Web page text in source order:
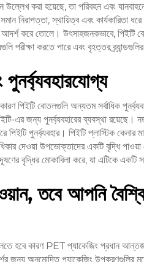
করা হয়েছে, তা পরিবহন এবং
নিরাপত্তা, স্থায়িত্ব এবং কার্যকারিতা ধরে
আদর্শ করে তোলে। উৎসাহজনকভাবে, পিইটি
করতে পারে এবং বৃহত্তর
পিইটি বোতলগুলি অন্যতম সর্বাধিক
এর জন্য পুনর্ব্যবহারের ব্যবস্থা
পুনর্ব্যবহার। পিইটি প্লাস্টিক কেনার
দেওয়া উপভোক্তাদের একটি বৃদ্ধি পাওয়া
বৃদ্ধির মোকাবিলা করে, যা এটিকে একটি
তবে আপনি
হবে কারণ PET প্যাকেজিং প্রধান
জন্য অনুমোদিত প্যাকেজিং উপকরণগুলির